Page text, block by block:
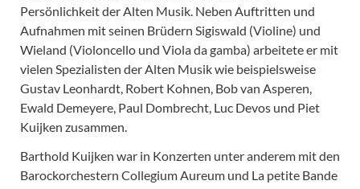
Persönlichkeit der Alten Musik. Neben Auftritten und
Aufnahmen mit seinen Brüdern Sigiswald (Violine) und
Wieland (Violoncello und Viola da gamba) arbeitete er mit
vielen Spezialisten der Alten Musik wie beispielsweise
Gustav Leonhardt, Robert Kohnen, Bob van Asperen,
Ewald Demeyere, Paul Dombrecht, Luc Devos und Piet
Kuijken zusammen.
Barthold Kuijken war in Konzerten unter anderem mit den
Barockorchestern Collegium Aureum und La petite Bande